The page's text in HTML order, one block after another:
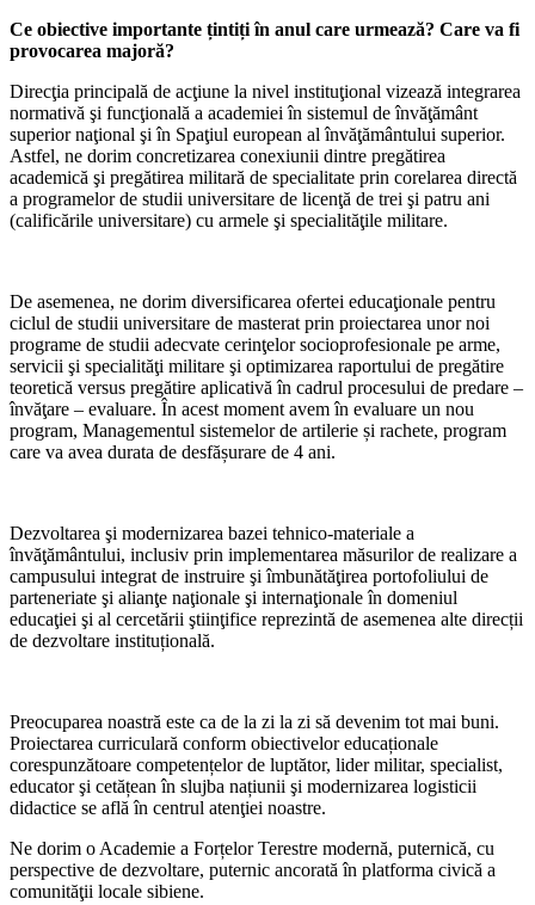
Ce obiective importante țintiți în anul care urmează? Care va fi
provocarea majoră?
Direcţia principală de acţiune la nivel instituţional vizează integrarea
normativă şi funcţională a academiei în sistemul de învăţământ
superior naţional şi în Spaţiul european al învăţământului superior.
Astfel, ne dorim concretizarea conexiunii dintre pregătirea
academică şi pregătirea militară de specialitate prin corelarea directă
a programelor de studii universitare de licenţă de trei şi patru ani
(calificările universitare) cu armele şi specialităţile militare.
De asemenea, ne dorim diversificarea ofertei educaţionale pentru
ciclul de studii universitare de masterat prin proiectarea unor noi
programe de studii adecvate cerinţelor socioprofesionale pe arme,
servicii şi specialităţi militare şi optimizarea raportului de pregătire
teoretică versus pregătire aplicativă în cadrul procesului de predare –
învăţare – evaluare. În acest moment avem în evaluare un nou
program, Managementul sistemelor de artilerie și rachete, program
care va avea durata de desfășurare de 4 ani.
Dezvoltarea şi modernizarea bazei tehnico-materiale a
învăţământului, inclusiv prin implementarea măsurilor de realizare a
campusului integrat de instruire şi îmbunătăţirea portofoliului de
parteneriate şi alianţe naţionale şi internaţionale în domeniul
educaţiei şi al cercetării ştiinţifice reprezintă de asemenea alte direcții
de dezvoltare instituțională.
Preocuparea noastră este ca de la zi la zi să devenim tot mai buni.
Proiectarea curriculară conform obiectivelor educaționale
corespunzătoare competențelor de luptător, lider militar, specialist,
educator şi cetățean în slujba națiunii şi modernizarea logisticii
didactice se află în centrul atenţiei noastre.
Ne dorim o Academie a Forțelor Terestre modernă, puternică, cu
perspective de dezvoltare, puternic ancorată în platforma civică a
comunităţii locale sibiene.